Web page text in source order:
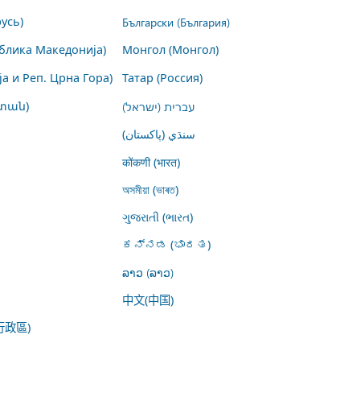
Български (България)
Македонија) Монгол (Монгол)
и Реп. Црна Гора) Татар (Россия)
עברית (ישראל)
سنڌي (پاکستان)
कोंकणी (भारत)
অসমীয়া (ভাৰত)
ગુજરાતી (ભારત)
ಕನ್ನಡ (ಭಾರತ)
ລາວ (ລາວ)
中文(中国)
政區)